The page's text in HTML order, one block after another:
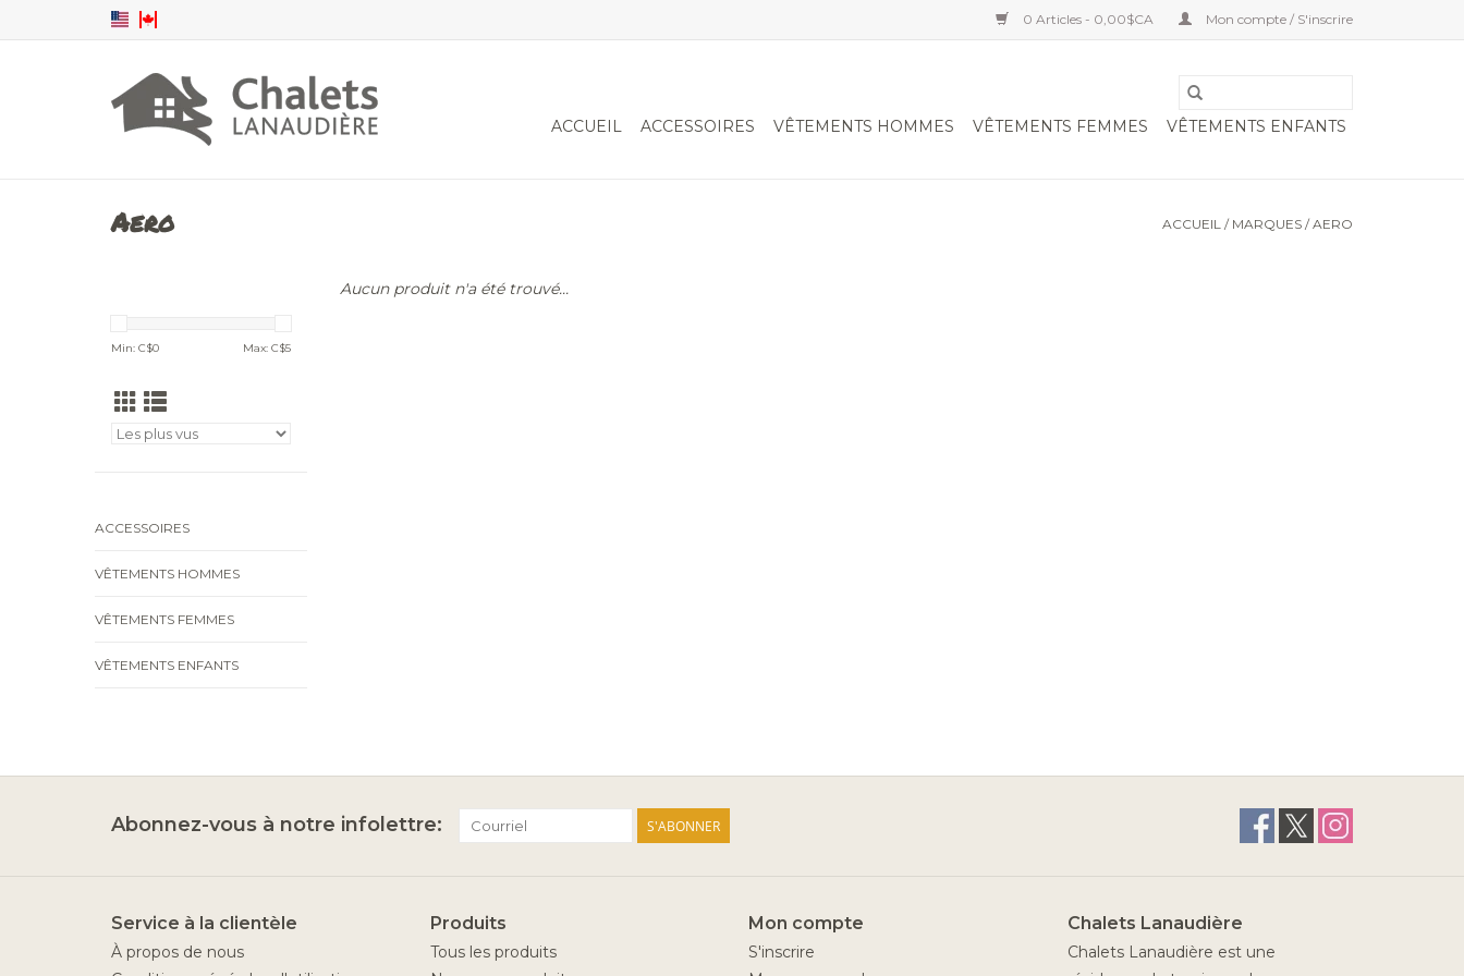
0 Articles - 0,00$CA Mon compte / S'inscrire
ACCUEIL ACCESSOIRES VÊTEMENTS HOMMES VÊTEMENTS FEMMES VÊTEMENTS ENFANTS
Aero ACCUEIL / MARQUES /AERO
Min: C$0 Max: C$5
ACCESSOIRES
VÊTEMENTS HOMMES
VÊTEMENTS FEMMES
VÊTEMENTS ENFANTS
Aucun produit n'a été trouvé...
Abonnez-vous à notre infolettre: S'ABONNER
Service à la clientèle
À propos de nous
Produits
Tous les produits
Mon compte
S'inscrire
Chalets Lanaudière
Chalets Lanaudière est une